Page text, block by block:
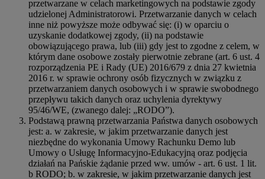
przetwarzane w celach marketingowych na podstawie zgody
udzielonej Administratorowi. Przetwarzanie danych w celach
inne niż powyższe może odbywać się: (i) w oparciu o
uzyskanie dodatkowej zgody, (ii) na podstawie
obowiązującego prawa, lub (iii) gdy jest to zgodne z celem, w
którym dane osobowe zostały pierwotnie zebrane (art. 6 ust. 4
rozporządzenia PE i Rady (UE) 2016/679 z dnia 27 kwietnia
2016 r. w sprawie ochrony osób fizycznych w związku z
przetwarzaniem danych osobowych i w sprawie swobodnego
przepływu takich danych oraz uchylenia dyrektywy
95/46/WE, (zwanego dalej: „RODO”).
Podstawą prawną przetwarzania Państwa danych osobowych
jest: a. w zakresie, w jakim przetwarzanie danych jest
niezbędne do wykonania Umowy Rachunku Demo lub
Umowy o Usługę Informacyjno-Edukacyjną oraz podjęcia
działań na Pańskie żądanie przed ww. umów - art. 6 ust. 1 lit.
b RODO; b. w zakresie, w jakim przetwarzanie danych jest